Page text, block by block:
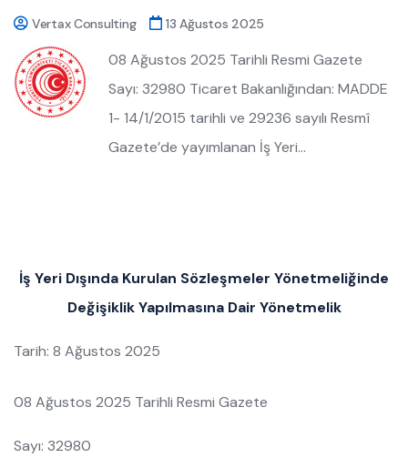
Vertax Consulting 13 Ağustos 2025
08 Ağustos 2025 Tarihli Resmi Gazete
Sayı: 32980 Ticaret Bakanlığından: MADDE
1- 14/1/2015 tarihli ve 29236 sayılı Resmî
Gazete’de yayımlanan İş Yeri…
İş Yeri Dışında Kurulan Sözleşmeler Yönetmeliğinde
Değişiklik Yapılmasına Dair Yönetmelik
Tarih: 8 Ağustos 2025
08 Ağustos 2025 Tarihli Resmi Gazete
Sayı: 32980